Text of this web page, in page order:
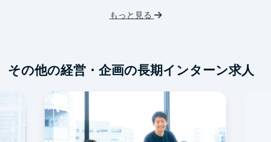
フレックス勤務
もっと見る
その他の経営・企画の長期インターン求人